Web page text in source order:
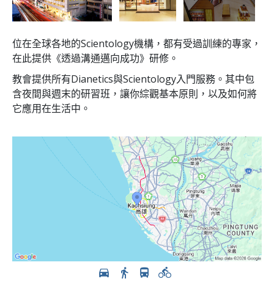
位在全球各地的Scientology機構，都有受過訓練的專家，
在此提供《透過溝通邁向成功》研修。
教會提供所有Dianetics與Scientology入門服務。其中包
含夜間與週末的研習班，讓你綜觀基本原則，以及如何將
它應用在生活中。